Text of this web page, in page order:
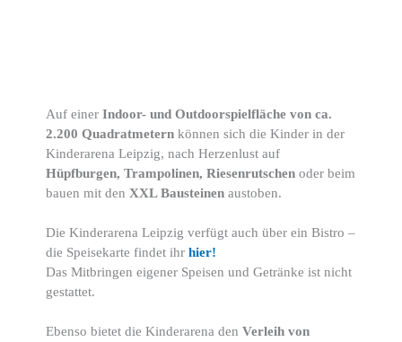
Auf einerIndoor- und Outdoorspielfläche von ca.
2.200 Quadratmetern können sich die Kinder in der
Kinderarena Leipzig, nach Herzenlust auf
Hüpfburgen, Trampolinen, Riesenrutschenoder beim
bauen mit denXXL Bausteinen austoben.
Die Kinderarena Leipzig verfügt auch über ein Bistro –
die Speisekarte findet ihrhier!
Das Mitbringen eigener Speisen und Getränke ist nicht
gestattet.
Ebenso bietet die Kinderarena denVerleih von